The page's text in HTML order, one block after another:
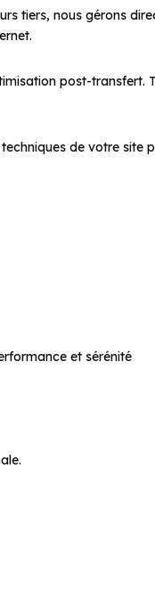
tiers, nous gérons
post-transfert.
de votre site
et sérénité